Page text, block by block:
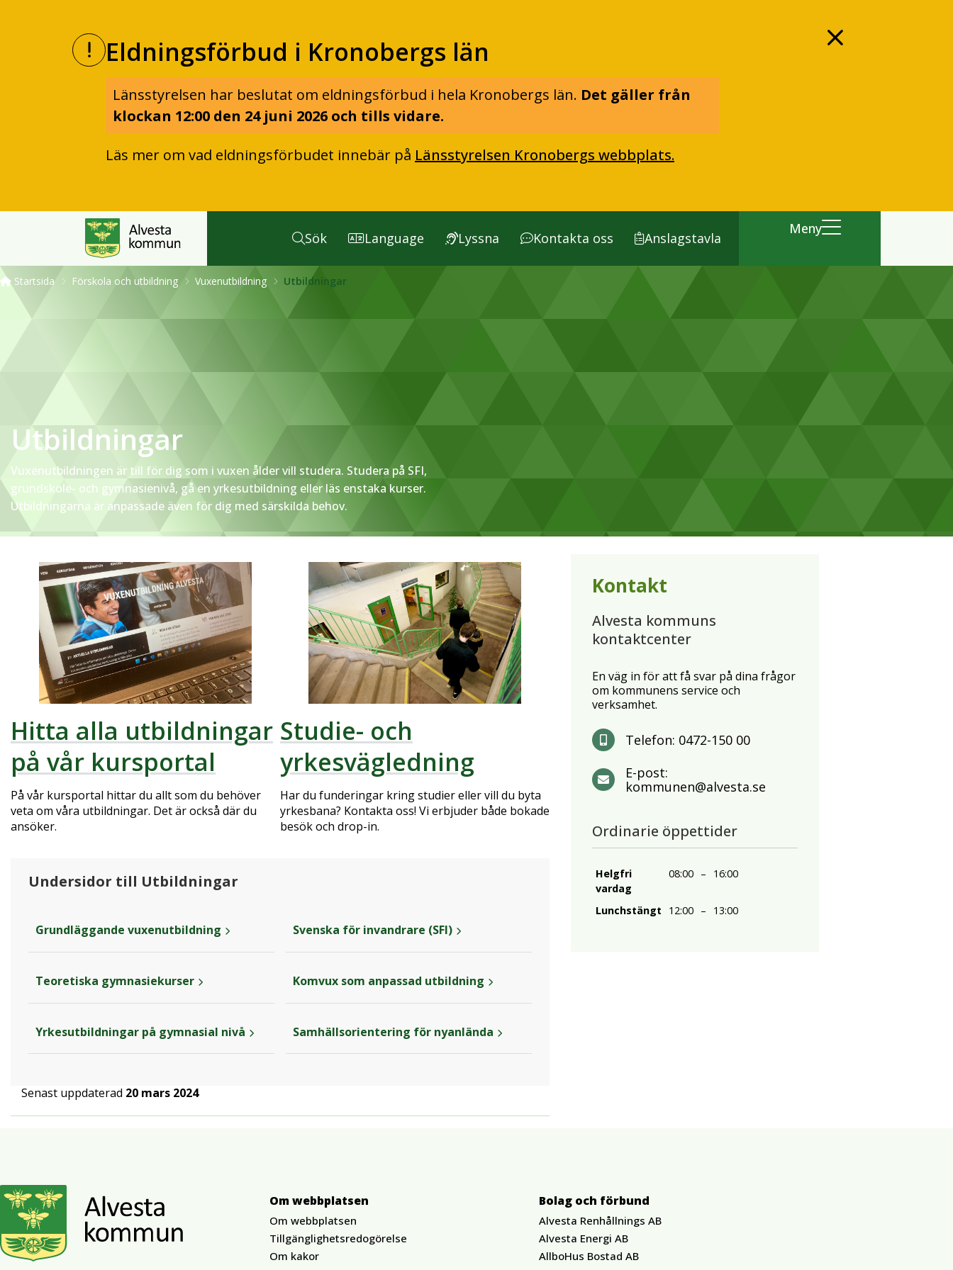
Eldningsförbud i Kronobergs län
Länsstyrelsen har beslutat om eldningsförbud i hela Kronobergs län. Det gäller från
klockan 12:00 den 24 juni 2026 och tills vidare.
Läs mer om vad eldningsförbudet innebär på Länsstyrelsen Kronobergs webbplats.
Sök Language Lyssna Kontakta oss Anslagstavla
Meny
Startsida Förskola och utbildning Vuxenutbildning Utbildningar
Utbildningar
Vuxenutbildningen är till för dig som i vuxen ålder vill studera. Studera på SFI,
grundskole- och gymnasienivå, gå en yrkesutbildning eller läs enstaka kurser.
Utbildningarna är anpassade även för dig med särskilda behov.
Hitta alla utbildningar
på vår kursportal
På vår kursportal hittar du allt som du behöver
veta om våra utbildningar. Det är också där du
ansöker.
Studie- och
yrkesvägledning
Har du funderingar kring studier eller vill du byta
yrkesbana? Kontakta oss! Vi erbjuder både bokade
besök och drop-in.
Undersidor till Utbildningar
Grundläggande vuxenutbildning
Teoretiska gymnasiekurser
Yrkesutbildningar på gymnasial nivå
Svenska för invandrare (SFI)
Komvux som anpassad utbildning
Samhällsorientering för nyanlända
Senast uppdaterad 20 mars 2024
Kontakt
Alvesta kommuns
kontaktcenter
En väg in för att få svar på dina frågor
om kommunens service och
verksamhet.
Telefon: 0472-150 00
E-post:
kommunen@alvesta.se
Ordinarie öppettider
Helgfri
vardag
08:00 – 16:00
Lunchstängt 12:00 – 13:00
Om webbplatsen
Om webbplatsen
Tillgänglighetsredogörelse
Om kakor
Bolag och förbund
Alvesta Renhållnings AB
Alvesta Energi AB
AllboHus Bostad AB